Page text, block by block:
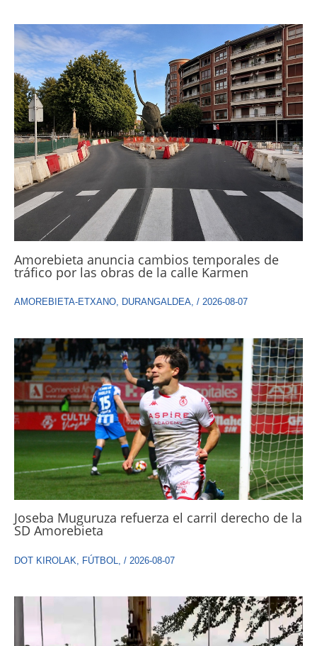
Amorebieta anuncia cambios temporales de
tráfico por las obras de la calle Karmen
AMOREBIETA-ETXANO, DURANGALDEA, / 2026-08-07
Joseba Muguruza refuerza el carril derecho de la
SD Amorebieta
DOT KIROLAK FÚTBOL / 2026-08-07